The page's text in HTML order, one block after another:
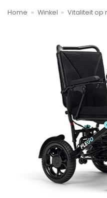
Home » Winkel » Vitaliteit op